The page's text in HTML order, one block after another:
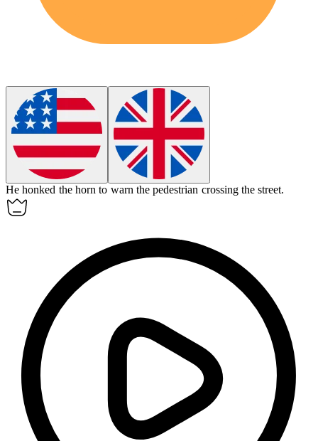
He honked the horn to warn the pedestrian crossing the street.